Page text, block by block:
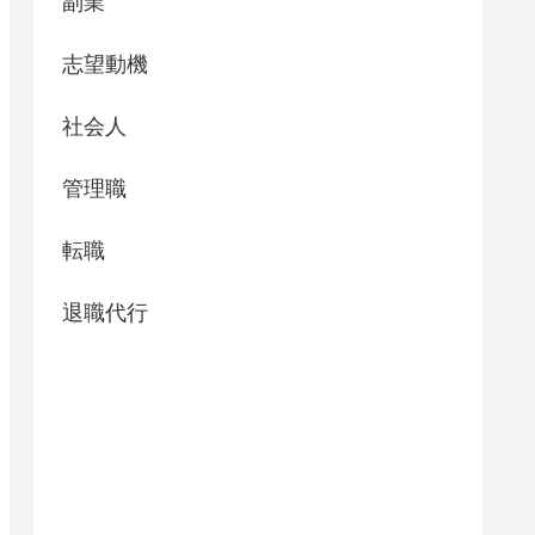
志望動機
社会人
管理職
転職
退職代行